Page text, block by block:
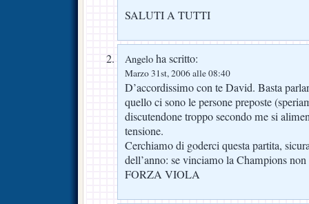
SALUTI A TUTTI
Angelo ha scritto:
Marzo 31st, 2006 alle 08:40
D’accordissimo con te David. Basta
quello ci sono le persone preposte
discutendone troppo secondo me si
tensione.
Cerchiamo di goderci questa partita,
dell’anno: se vinciamo la Champions
FORZA VIOLA